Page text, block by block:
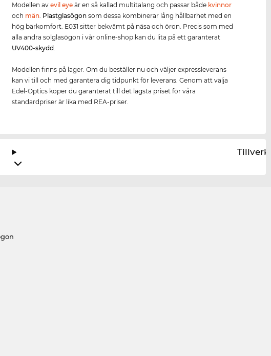
Modellen avevil eye är en så kallad multitalang och passar både kvinnor
och män. Plastglasögon som dessa kombinerar lång hållbarhet med en
hög bärkomfort. E031 sitter bekvämt på näsa och öron. Precis som med
alla andra solglasögon i vår online-shop kan du lita på ett garanterat
UV400-skydd.
Modellen finns på lager. Om du beställer nu och väljer expressleverans
kan vi till och med garantera dig tidpunkt för leverans. Genom att välja
Edel-Optics köper du garanterat till det lägsta priset för våra
standardpriser är lika med REA-priser.